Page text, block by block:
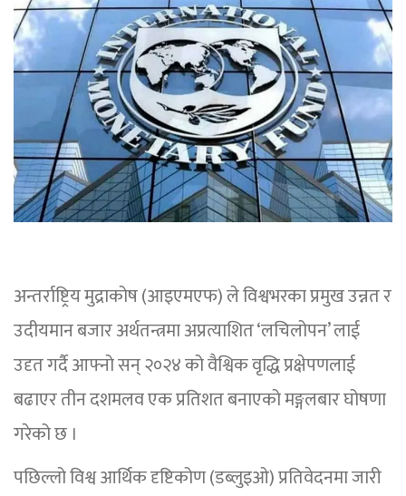
अन्तर्राष्ट्रिय मुद्राकोष (आइएमएफ) ले विश्वभरका प्रमुख उन्नत र
उदीयमान बजार अर्थतन्त्रमा अप्रत्याशित ‘लचिलोपन’ लाई
उदृत गर्दै आफ्नो सन् २०२४ को वैश्विक वृद्धि प्रक्षेपणलाई
बढाएर तीन दशमलव एक प्रतिशत बनाएको मङ्गलबार घोषणा
गरेको छ ।
पछिल्लो विश्व आर्थिक दृष्टिकोण (डब्लुइओ) प्रतिवेदनमा जारी